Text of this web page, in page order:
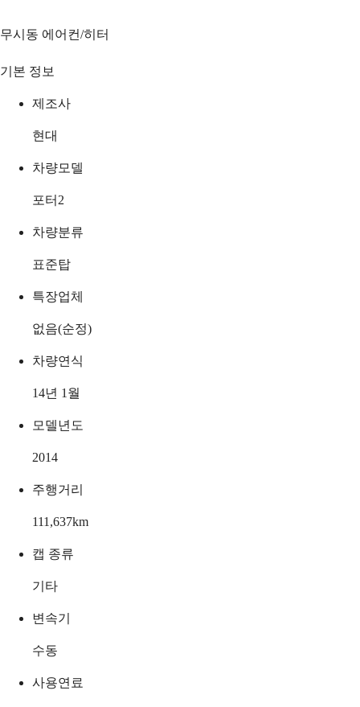
무시동 에어컨/히터
기본 정보
제조사
현대
차량모델
포터2
차량분류
표준탑
특장업체
없음(순정)
차량연식
14년 1월
모델년도
2014
주행거리
111,637km
캡 종류
기타
변속기
수동
사용연료